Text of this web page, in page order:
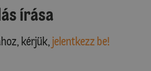
írása
kérjük, jelentkezz be!